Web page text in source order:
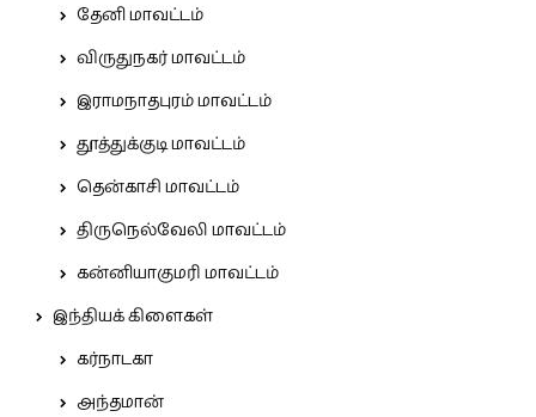
தேனி மாவட்டம்
விருதுநகர் மாவட்டம்
இராமநாதபுரம் மாவட்டம்
தூத்துக்குடி மாவட்டம்
தென்காசி மாவட்டம்
திருநெல்வேலி மாவட்டம்
கன்னியாகுமரி மாவட்டம்
இந்தியக் கிளைகள்
கர்நாடகா
அந்தமான்